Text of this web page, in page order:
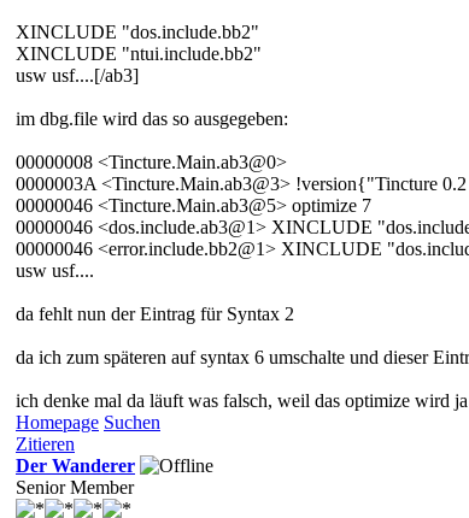
XINCLUDE "dos.include.bb2"
XINCLUDE "ntui.include.bb2"
usw usf....[/ab3]
im dbg.file wird das so ausgegeben:
00000008 <Tincture.Main.ab3@0>
0000003A <Tincture.Main.ab3@3> !version{"Tincture
00000046 <Tincture.Main.ab3@5> optimize 7
00000046 <dos.include.ab3@1> XINCLUDE
00000046 <error.include.bb2@1> XINCLUDE
usw usf....
da fehlt nun der Eintrag für Syntax 2
da ich zum späteren auf syntax 6 umschalte und dieser
ich denke mal da läuft was falsch, weil das optimize wird
Homepage Suchen
Zitieren
Der Wanderer
Senior Member